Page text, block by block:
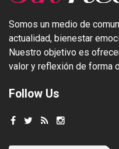
Somos un medio de
actualidad, bienestar
Nuestro objetivo es
valor y reflexión de forma
Follow Us